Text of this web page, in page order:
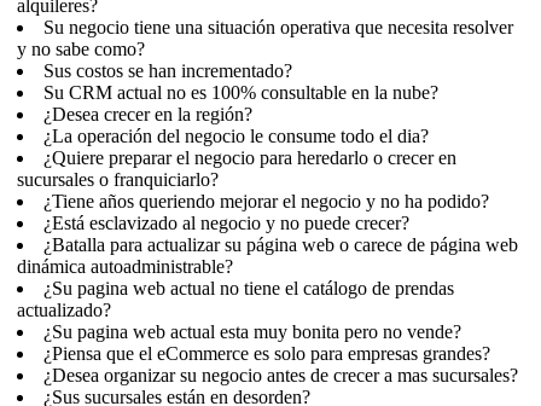
alquileres?
Su negocio tiene una situación operativa que necesita resolver
y no sabe como?
Sus costos se han incrementado?
Su CRM actual no es 100% consultable en la nube?
¿Desea crecer en la región?
¿La operación del negocio le consume todo el dia?
¿Quiere preparar el negocio para heredarlo o crecer en
sucursales o franquiciarlo?
¿Tiene años queriendo mejorar el negocio y no ha podido?
¿Está esclavizado al negocio y no puede crecer?
¿Batalla para actualizar su página web o carece de página web
dinámica autoadministrable?
¿Su pagina web actual no tiene el catálogo de prendas
actualizado?
¿Su pagina web actual esta muy bonita pero no vende?
¿Piensa que el eCommerce es solo para empresas grandes?
¿Desea organizar su negocio antes de crecer a mas sucursales?
¿Sus sucursales están en desorden?